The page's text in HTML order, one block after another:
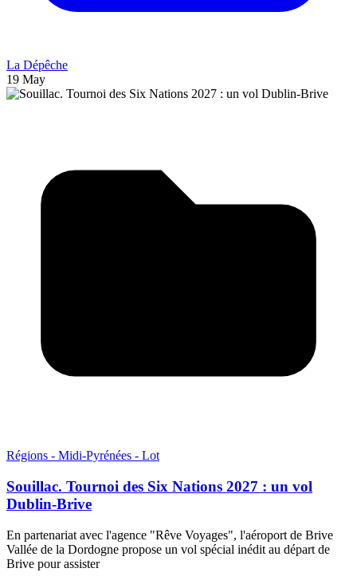
La Dépêche
19 May
Régions - Midi-Pyrénées - Lot
Souillac. Tournoi des Six Nations 2027 : un vol
Dublin-Brive
En partenariat avec l'agence "Rêve Voyages", l'aéroport de Brive
Vallée de la Dordogne propose un vol spécial inédit au départ de
Brive pour assister